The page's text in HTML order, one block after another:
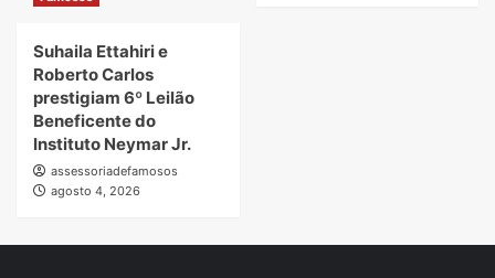
Suhaila Ettahiri e
Roberto Carlos
prestigiam 6º Leilão
Beneficente do
Instituto Neymar Jr.
assessoriadefamosos
agosto 4, 2026